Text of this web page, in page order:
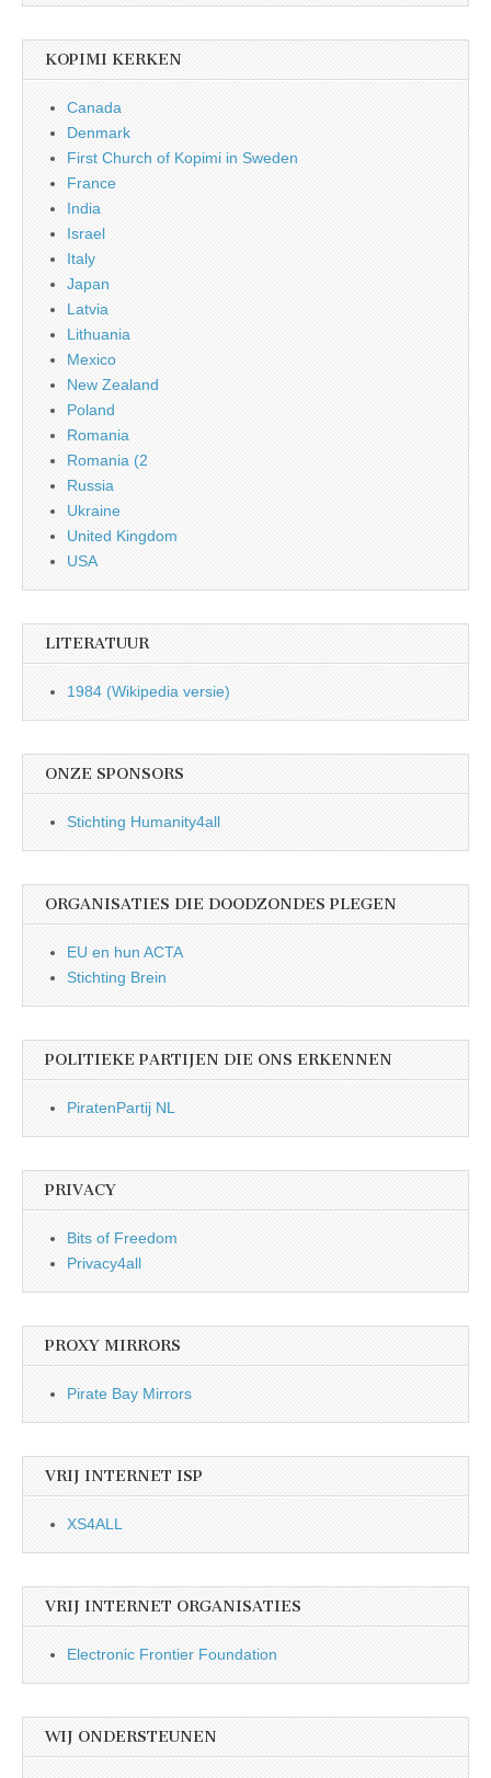
KOPIMI KERKEN
Canada
Denmark
First Church of Kopimi in Sweden
France
India
Israel
Italy
Japan
Latvia
Lithuania
Mexico
New Zealand
Poland
Romania
Romania (2
Russia
Ukraine
United Kingdom
USA
LITERATUUR
1984 (Wikipedia versie)
ONZE SPONSORS
Stichting Humanity4all
ORGANISATIES DIE DOODZONDES PLEGEN
EU en hun ACTA
Stichting Brein
POLITIEKE PARTIJEN DIE ONS ERKENNEN
PiratenPartij NL
PRIVACY
Bits of Freedom
Privacy4all
PROXY MIRRORS
Pirate Bay Mirrors
VRIJ INTERNET ISP
XS4ALL
VRIJ INTERNET ORGANISATIES
Electronic Frontier Foundation
WIJ ONDERSTEUNEN